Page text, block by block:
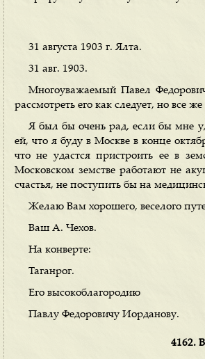
31 августа 1903 г. Ялта.
31 авг. 1903.
Многоуважаемый Павел
рассмотреть его как следует, но все
Я был бы очень рад, если бы мне
ей, что я буду в Москве в конце
что не удастся пристроить ее в
Московском земстве работают не
счастья, не поступить бы на
Желаю Вам хорошего, веселого
Ваш А. Чехов.
На конверте:
Таганрог.
Его высокоблагородию
Павлу Федоровичу Иорданову.